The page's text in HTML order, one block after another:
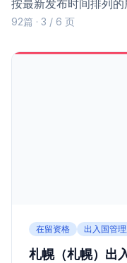
按最新发布时间排列
92篇 · 3 / 6 页
在留资格 出入国管
札幌（札幌）出